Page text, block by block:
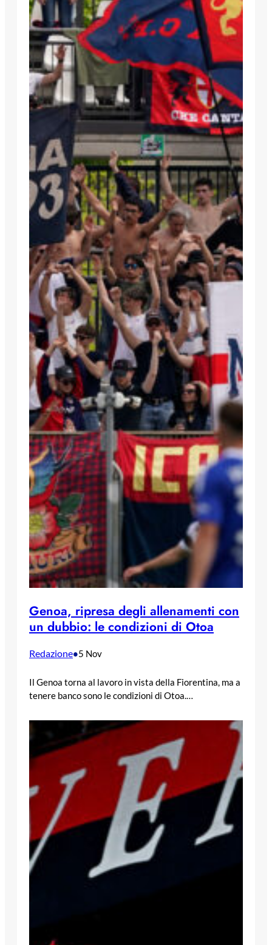
Genoa, ripresa degli allenamenti con
un dubbio: le condizioni di Otoa
Redazione•5 Nov
Il Genoa torna al lavoro in vista della Fiorentina, ma a
tenere banco sono le condizioni di Otoa.…